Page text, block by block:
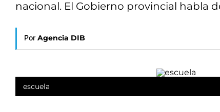
nacional. El Gobierno provincial habla
Por Agencia DIB
escuela